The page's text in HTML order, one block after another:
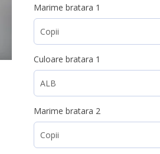
Marime bratara 1
Culoare bratara 1
Marime bratara 2